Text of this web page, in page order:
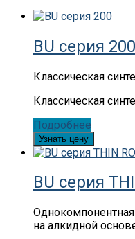
BU серия 200
Классическая
Классическая
Подробнее
Узнать цену
BU серия
на алкидной